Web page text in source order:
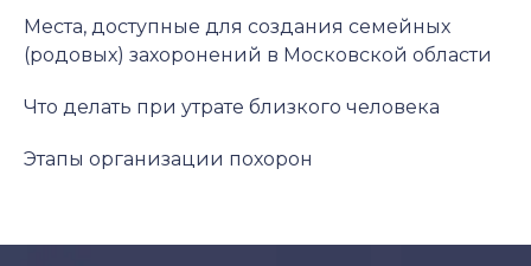
Места, доступные для создания семейных
(родовых) захоронений в Московской области
Что делать при утрате близкого человека
Этапы организации похорон